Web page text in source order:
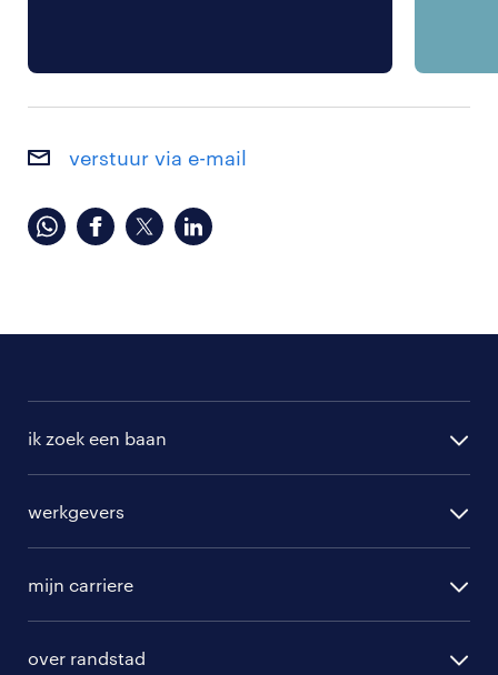
verstuur via e-mail
ik zoek een baan
randstad professional
randstad digital
werkgevers
hr-diensten
mijn carriere
over randstad